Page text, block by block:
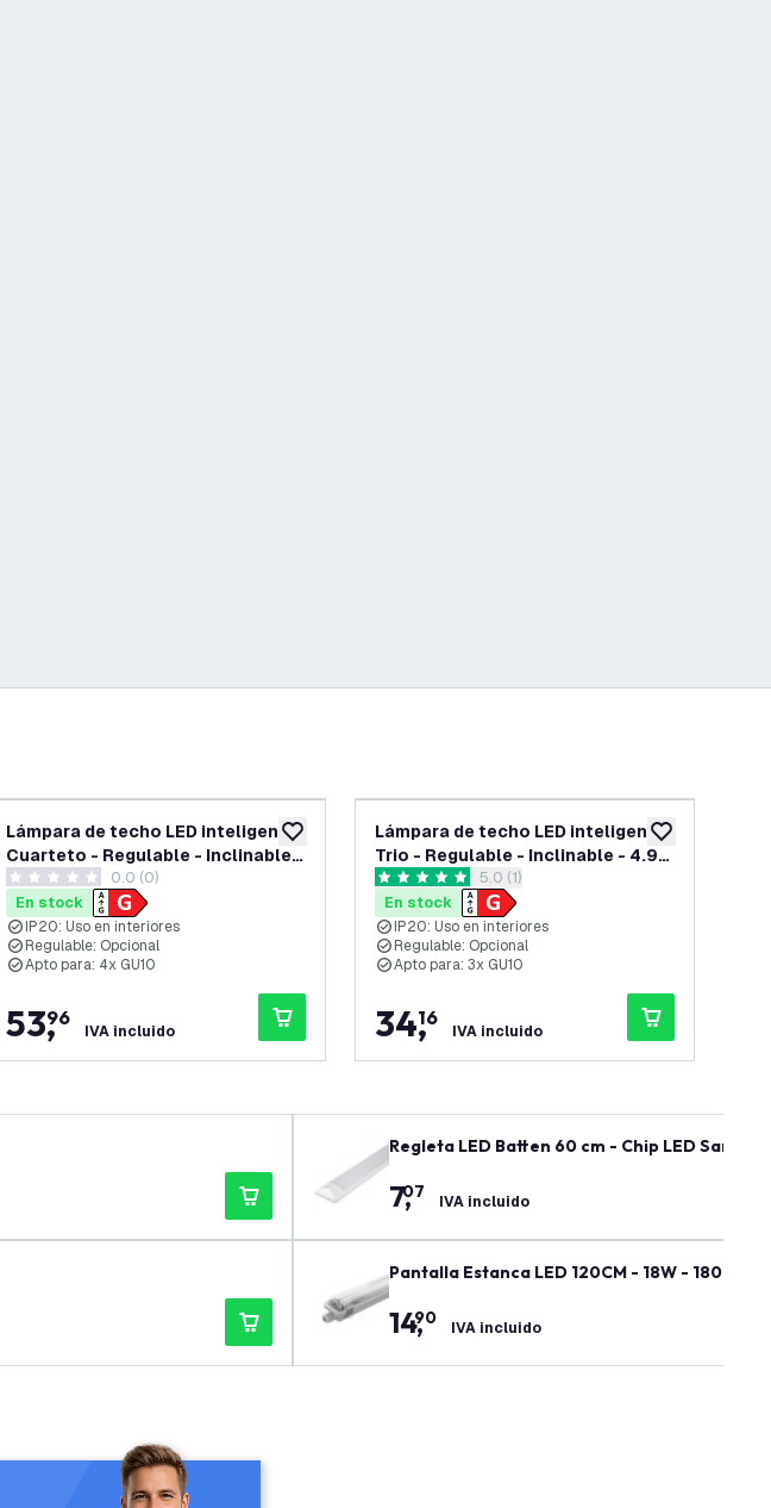
de deseos añadir a lista de deseos
Lámpara de techo LED inteligente
Cuarteto - Regulable - Inclinable -
4.9W - RGB+CCT - Blanco
0 estrellas de puntuación
0.0 (0)
En stock
IP20: Uso en interiores
Regulable: Opcional
Apto para: 4x GU10
53,
96
IVA incluido
añadir a lista
Lámpara de techo LED inteligente
Trio - Regulable - Inclinable - 4.9W
- RGB+CCT - Blanco
abrir el panel de reseñas
5 estrellas de puntuación
5.0 (1)
En stock
IP20: Uso en interiores
Regulable: Opcional
Apto para: 3x GU10
34,
16
IVA incluido
Regleta LED Batten 60 cm - Chip LED
7,
07 IVA incluido
Pantalla Estanca LED 120CM - 18W - 1800
14,
90 IVA incluido